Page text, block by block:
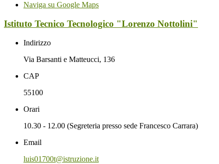
Naviga su Google Maps
Istituto Tecnico Tecnologico "Lorenzo Nottolini"
Indirizzo
Via Barsanti e Matteucci, 136
CAP
55100
Orari
10.30 - 12.00 (Segreteria presso sede Francesco Carrara)
Email
luis01700t@istruzione.it